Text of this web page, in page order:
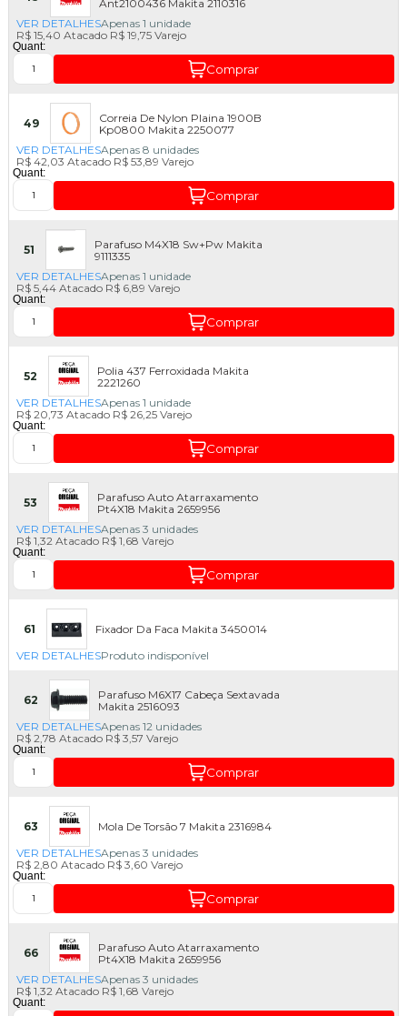
Ant2100436 Makita 2110316
VER DETALHESApenas 1 unidade
R$ 15,40Atacado R$ 19,75Varejo
Quant:
Comprar
49
Correia De Nylon Plaina 1900B
Kp0800 Makita 2250077
VER DETALHESApenas 8 unidades
R$ 42,03Atacado R$ 53,89Varejo
Quant:
Comprar
51
Parafuso M4X18 Sw+Pw Makita
9111335
VER DETALHESApenas 1 unidade
R$ 5,44Atacado R$ 6,89Varejo
Quant:
Comprar
52
Polia 437 Ferroxidada Makita
2221260
VER DETALHESApenas 1 unidade
R$ 20,73Atacado R$ 26,25Varejo
Quant:
Comprar
53
Parafuso Auto Atarraxamento
Pt4X18 Makita 2659956
VER DETALHESApenas 3 unidades
R$ 1,32Atacado R$ 1,68Varejo
Quant:
Comprar
61
Fixador Da Faca Makita 3450014
VER DETALHESProduto indisponível
62
Parafuso M6X17 Cabeça Sextavada
Makita 2516093
VER DETALHESApenas 12 unidades
R$ 2,78Atacado R$ 3,57Varejo
Quant:
Comprar
63
Mola De Torsão 7 Makita 2316984
VER DETALHESApenas 3 unidades
R$ 2,80Atacado R$ 3,60Varejo
Quant:
Comprar
66
Parafuso Auto Atarraxamento
Pt4X18 Makita 2659956
VER DETALHESApenas 3 unidades
R$ 1,32Atacado R$ 1,68Varejo
Quant: